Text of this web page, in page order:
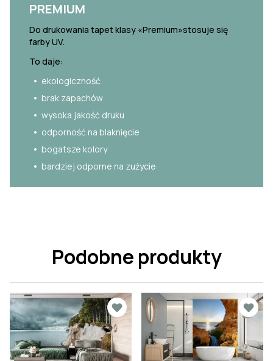
PREMIUM
Do drukowania tapet klasy «Premium»stosuje się
farby UV.
To daje:
ekologiczność
brak zapachów
wysoka jakość druku
odporność na blaknięcie
bogatsze kolory
bardziej odporne na zużycie
Podobne produkty